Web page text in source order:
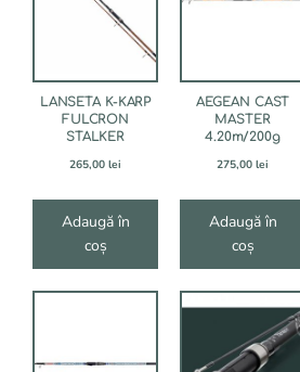
LANSETA K-KARP
FULCRON
STALKER
265,00 lei
Adaugă în
coș
AEGEAN CAST
MASTER
4.20m/200g
275,00 lei
Adaugă în
coș
mai